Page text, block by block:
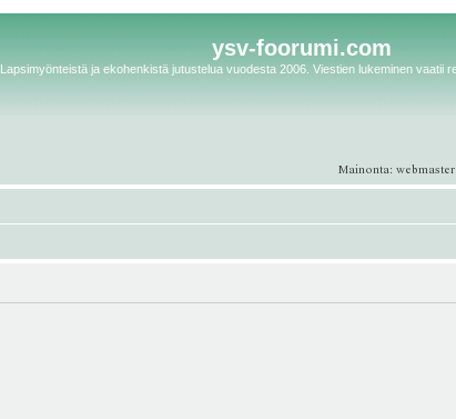
ysv-foorumi.com
Lapsimyönteistä ja ekohenkistä jutustelua vuodesta 2006. Viestien lukeminen vaatii